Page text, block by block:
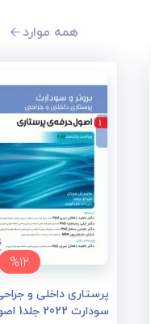
همه موارد
%12
پرستاری داخلی و
سودارث 2022 جلد1 اصو...